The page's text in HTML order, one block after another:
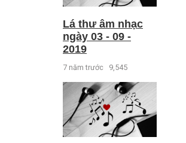
Lá thư âm nhạc
ngày 03 - 09 -
2019
7 năm trước 9,545